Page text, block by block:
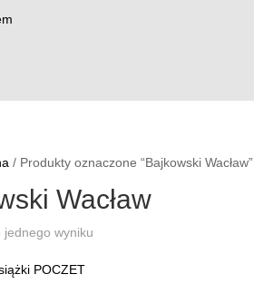
/ Produkty oznaczone “Bajkowski Wacław”
Wacław
jednego wyniku